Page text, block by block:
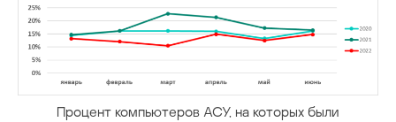
Процент компьютеров АСУ, на которых были